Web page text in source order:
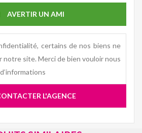
AVERTIR UN AMI
certains de nos biens ne
notre site. Merci de bien vouloir nous
L'AGENCE